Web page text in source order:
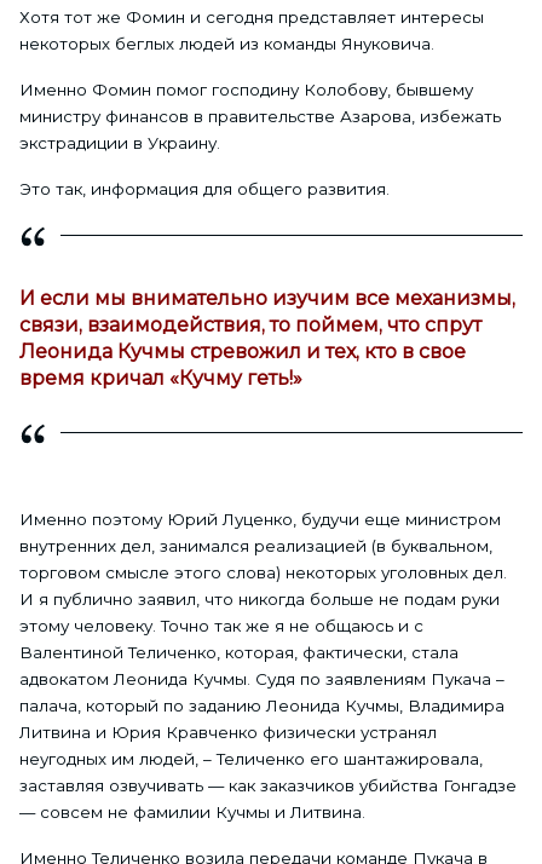
Хотя тот же Фомин и сегодня представляет интересы
некоторых беглых людей из команды Януковича.
Именно Фомин помог господину Колобову, бывшему
министру финансов в правительстве Азарова, избежать
экстрадиции в Украину.
Это так, информация для общего развития.
И если мы внимательно изучим все механизмы,
связи, взаимодействия, то поймем, что спрут
Леонида Кучмы стревожил и тех, кто в свое
время кричал «Кучму геть!»
Именно поэтому Юрий Луценко, будучи еще министром
внутренних дел, занимался реализацией (в буквальном,
торговом смысле этого слова) некоторых уголовных дел.
И я публично заявил, что никогда больше не подам руки
этому человеку. Точно так же я не общаюсь и с
Валентиной Теличенко, которая, фактически, стала
адвокатом Леонида Кучмы. Судя по заявлениям Пукача –
палача, который по заданию Леонида Кучмы, Владимира
Литвина и Юрия Кравченко физически устранял
неугодных им людей, – Теличенко его шантажировала,
заставляя озвучивать — как заказчиков убийства Гонгадзе
— совсем не фамилии Кучмы и Литвина.
Именно Теличенко возила передачи команде Пукача в